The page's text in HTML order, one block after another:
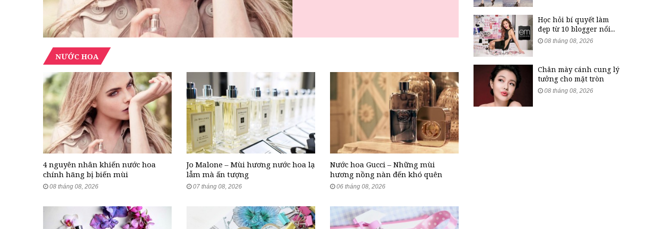
NƯỚC HOA
4 nguyên nhân khiến nước hoa
chính hãng bị biến mùi
08 tháng 08, 2026
Jo Malone – Mùi hương nước hoa lạ
lẫm mà ấn tượng
07 tháng 08, 2026
Nước hoa Gucci – Những mùi
hương nồng nàn đến khó quên
06 tháng 08, 2026
Học hỏi bí quyết làm
đẹp từ 10 blogger nổi...
08 tháng 08, 2026
Chân mày cánh cung lý
tưởng cho mặt tròn
08 tháng 08, 2026